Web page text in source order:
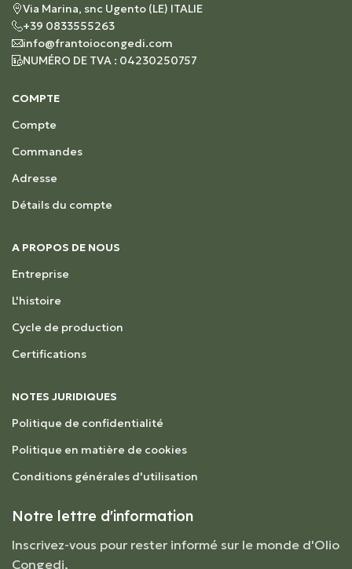
Via Marina, snc Ugento (LE) ITALIE
+39 0833555263
info@frantoiocongedi.com
NUMÉRO DE TVA : 04230250757
COMPTE
Compte
Commandes
Adresse
Détails du compte
A PROPOS DE NOUS
Entreprise
L'histoire
Cycle de production
Certifications
NOTES JURIDIQUES
Politique de confidentialité
Politique en matière de cookies
Conditions générales d'utilisation
Notre lettre d'information
Inscrivez-vous pour rester informé sur le monde d'Olio
Congedi,